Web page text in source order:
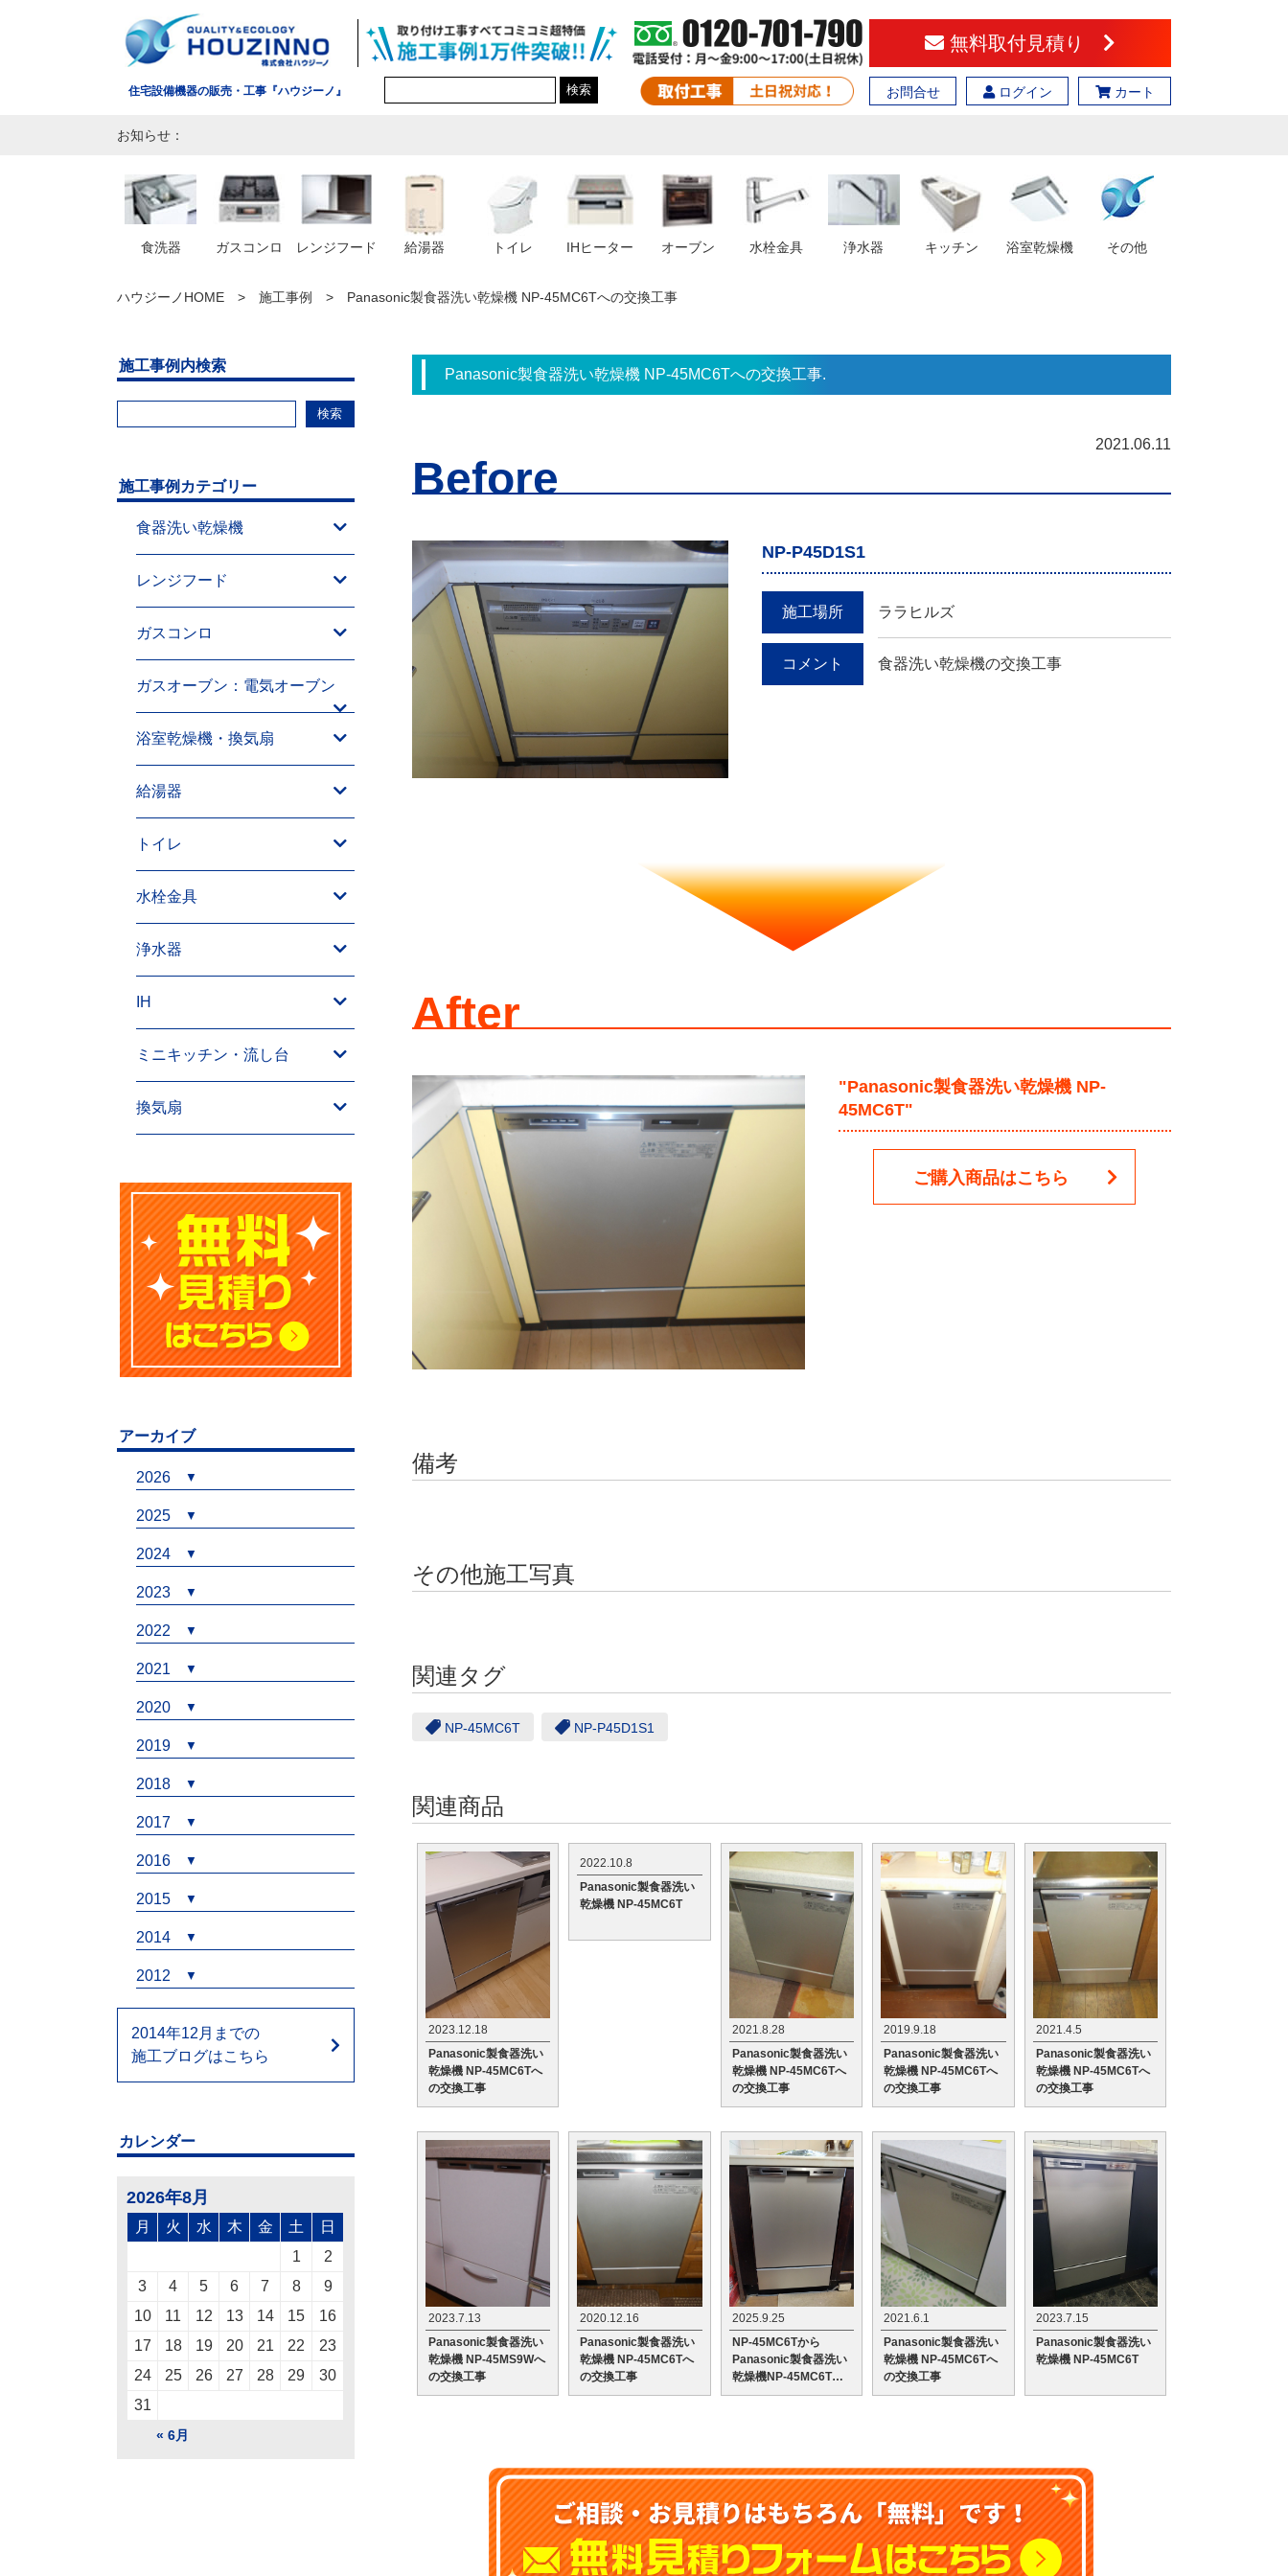
住宅設備機器の販売・工事『ハウジーノ』 検索
無料取付見積り
お問合せ ログイン カート
お知らせ：
食洗器 ガスコンロ レンジフード 給湯器 トイレ IHヒーター オーブン 水栓金具 浄水器 キッチン 浴室乾燥機 その他
ハウジーノHOME 施工事例 Panasonic製食器洗い乾燥機 NP-45MC6Tへの交換工事
Panasonic製食器洗い乾燥機 NP-45MC6Tへの交換工事.
2021.06.11
Before
NP-P45D1S1
施工場所 ララヒルズ
コメント 食器洗い乾燥機の交換工事
After
"Panasonic製食器洗い乾燥機 NP-
45MC6T"
ご購入商品はこちら
備考
その他施工写真
関連タグ
NP-45MC6T NP-P45D1S1
関連商品
2023.12.18
Panasonic製食器洗い
乾燥機 NP-45MC6Tへ
の交換工事
2022.10.8
Panasonic製食器洗い
乾燥機 NP-45MC6T
2021.8.28
Panasonic製食器洗い
乾燥機 NP-45MC6Tへ
の交換工事
2019.9.18
Panasonic製食器洗い
乾燥機 NP-45MC6Tへ
の交換工事
2021.4.5
Panasonic製食器洗い
乾燥機 NP-45MC6Tへ
の交換工事
2023.7.13
Panasonic製食器洗い
乾燥機 NP-45MS9Wへ
の交換工事
2020.12.16
Panasonic製食器洗い
乾燥機 NP-45MC6Tへ
の交換工事
2025.9.25
NP-45MC6Tから
Panasonic製食器洗い
乾燥機NP-45MC6Tへ
の交換工事
2021.6.1
Panasonic製食器洗い
乾燥機 NP-45MC6Tへ
の交換工事
2023.7.15
Panasonic製食器洗い
乾燥機 NP-45MC6T
施工事例内検索
検索
施工事例カテゴリー
食器洗い乾燥機
レンジフード
ガスコンロ
ガスオーブン：電気オーブン
浴室乾燥機・換気扇
給湯器
トイレ
水栓金具
浄水器
IH
ミニキッチン・流し台
換気扇
アーカイブ
2026
2025
2024
2023
2022
2021
2020
2019
2018
2017
2016
2015
2014
2012
2014年12月までの
施工ブログはこちら
カレンダー
2026年8月
月 火 水 木 金 土 日
« 6月
1
2
3
4 5 6 7 8
9
10
11 12 13 14 15
16
17
18 19 20 21 22
23
24
25 26 27 28 29
30
31